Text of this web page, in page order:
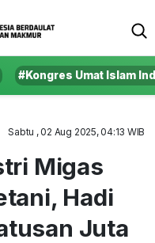
#Kongres Umat Islam
Sabtu , 02 Aug 2025, 04:13 WIB
Migas
Hadi
Juta